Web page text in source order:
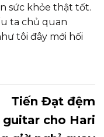
sức khỏe thật tốt.
ta chủ quan
tôi đây mới hối
Tiến Đạt đệm
guitar cho Hari